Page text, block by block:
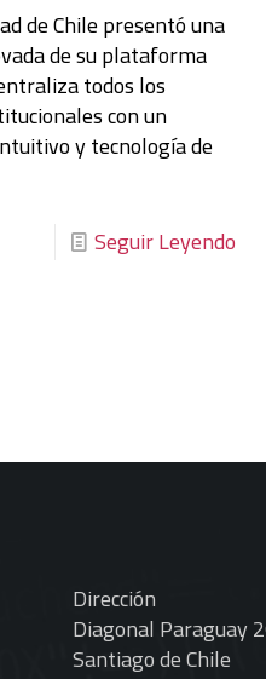
de Chile presentó una
de su plataforma
todos los
con un
y tecnología de
Seguir Leyendo
Dirección
Diagonal Paraguay
Santiago de Chile